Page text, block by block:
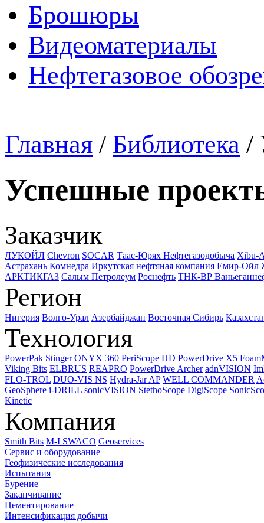
Брошюры
Видеоматериалы
Нефтегазовое
Главная / Библиотека /
Успешные
Заказчик
ЛУКОЙЛ Chevron SOCAR Таас-Юрях Нефтегазодобыча Xibu-
Астрахань Комнедра Иркутская нефтяная компания Емир-Ойл
АРКТИКГАЗ Салым Петролеум Роснефть ТНК-ВР
Регион
Нигерия Волго-Урал Азербайджан Восточная Сибирь
Технология
PowerPak Stinger ONYX 360 PeriScope HD PowerDrive X5
Viking Bits ELBRUS REAPRO PowerDrive Archer adnVISION
FLO-TROL DUO-VIS NS Hydra-Jar AP WELL COMMANDER
GeoSphere i-DRILL sonicVISION StethoScope DigiScope
Kinetic
Компания
Smith Bits M-I SWACO Geoservices
Сервис и оборудование
Геофизические исследования
Испытания
Бурение
Заканчивание
Цементирование
Интенсификация добычи